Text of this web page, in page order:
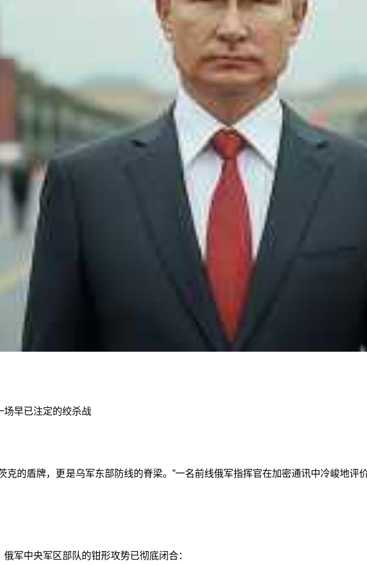
场早已注定的绞杀战
克的盾牌，更是乌军东部防线的脊梁。”一名前线俄军指挥官在加密通讯中冷峻地
军中央军区部队的钳形攻势已彻底闭合：